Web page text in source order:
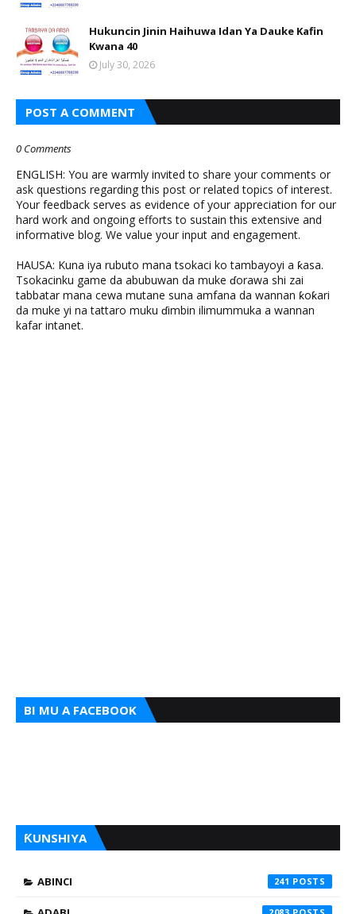
Hukuncin Jinin Haihuwa Idan Ya Dauke Kafin
Kwana 40
July 30, 2026
POST A COMMENT
0 Comments
ENGLISH: You are warmly invited to share your comments or
ask questions regarding this post or related topics of interest.
Your feedback serves as evidence of your appreciation for our
hard work and ongoing efforts to sustain this extensive and
informative blog. We value your input and engagement.
HAUSA: Kuna iya rubuto mana tsokaci ko tambayoyi a ƙasa.
Tsokacinku game da abubuwan da muke ɗorawa shi zai
tabbatar mana cewa mutane suna amfana da wannan ƙoƙari
da muke yi na tattaro muku ɗimbin ilimummuka a wannan
kafar intanet.
BI MU A FACEBOOK
ƘUNSHIYA
ABINCI 241